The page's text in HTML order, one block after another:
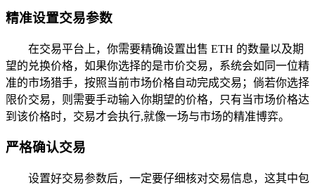
精准设置交易参数
在交易平台上，你需要精确设置出售 ETH 的数量以及期
望的兑换价格，如果你选择的是市价交易，系统会如同一位精
准的市场猎手，按照当前市场价格自动完成交易；倘若你选择
限价交易，则需要手动输入你期望的价格，只有当市场价格达
到该价格时，交易才会执行,就像一场与市场的精准博弈。
严格确认交易
设置好交易参数后，一定要仔细核对交易信息，这其中包